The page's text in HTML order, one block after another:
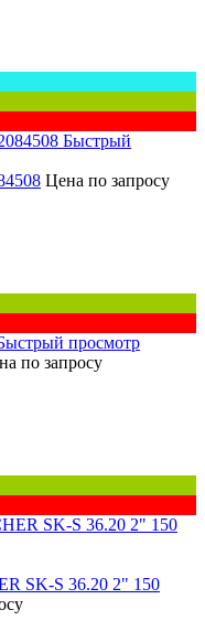
Быстрый
Цена по запросу
просмотр
по запросу
SK-S 36.20 2" 150